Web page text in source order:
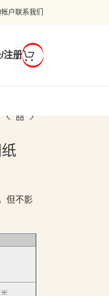
户联系我们
注册
但不影